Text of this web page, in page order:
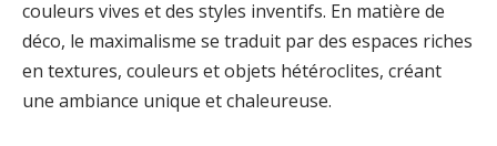
couleurs vives et des styles inventifs. En matière de
déco, le maximalisme se traduit par des espaces riches
en textures, couleurs et objets hétéroclites, créant
une ambiance unique et chaleureuse.